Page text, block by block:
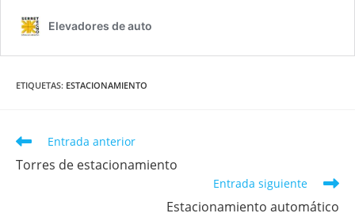
ETIQUETAS: ESTACIONAMIENTO
Entrada anterior
Torres de estacionamiento
Entrada siguiente
Estacionamiento automático